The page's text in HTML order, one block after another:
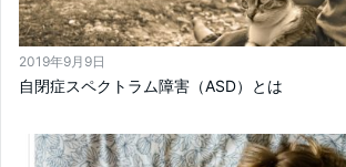
2019年9月9日
自閉症スペクトラム障害（ASD）とは